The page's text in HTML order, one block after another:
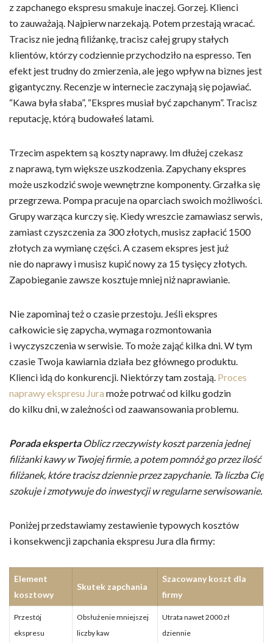
z zapchanego ekspresu smakuje inaczej. Gorzej. Klienci
to zauważają. Najpierw narzekają. Potem przestają wracać.
Tracisz nie jedną filiżankę, tracisz całej grupy stałych
klientów, którzy codziennie przychodziło na espresso. Ten
efekt jest trudny do zmierzenia, ale jego wpływ na biznes jest
gigantyczny. Recenzje w internecie zaczynają się pojawiać.
“Kawa była słaba”, “Ekspres musiał być zapchanym”. Tracisz
reputację, którą budowałeś latami.
Trzecim aspektem są koszty naprawy. Im dłużej czekasz
z naprawą, tym większe uszkodzenia. Zapychany ekspres
może uszkodzić swoje wewnętrzne komponenty. Grzałka się
przegrzewa. Pompa pracuje na oparciach swoich możliwości.
Grupy warząca kurczy się. Kiedy wreszcie zamawiasz serwis,
zamiast czyszczenia za 300 złotych, musisz zapłacić 1500
złotych za wymianę części. A czasem ekspres jest już
nie do naprawy i musisz kupić nowy za 15 tysięcy złotych.
Zapobieganie zawsze kosztuje mniej niż naprawianie.
Nie zapominaj też o czasie przestoju. Jeśli ekspres
całkowicie się zapycha, wymaga rozmontowania
i wyczyszczenia w serwisie. To może zająć kilka dni. W tym
czasie Twoja kawiarnia działa bez głównego produktu.
Klienci idą do konkurencji. Niektórzy tam zostają. Proces
naprawy ekspresu Jura może potrwać od kilku godzin
do kilku dni, w zależności od zaawansowania problemu.
Porada eksperta Oblicz rzeczywisty koszt parzenia jednej
filiżanki kawy w Twojej firmie, a potem pomnóż go przez ilość
filiżanek, które tracisz dziennie przez zapychanie. Ta liczba Cię
szokuje i zmotywuje do inwestycji w regularne serwisowanie.
Poniżej przedstawiamy zestawienie typowych kosztów
i konsekwencji zapchania ekspresu Jura dla firmy:
Element
kosztowy
Skutek zapchania
Szacowany koszt dla
firmy
Przestój
ekspresu
Obsłużenie mniejszej
liczby kaw
Utrata nawet 2000 zł
dziennie